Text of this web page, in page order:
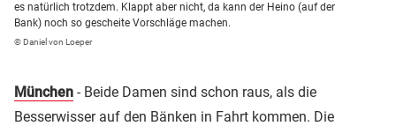
es natürlich trotzdem. Klappt aber nicht, da kann der Heino (auf der
Bank) noch so gescheite Vorschläge machen.
© Daniel von Loeper
München - Beide Damen sind schon raus, als die
Besserwisser auf den Bänken in Fahrt kommen. Die